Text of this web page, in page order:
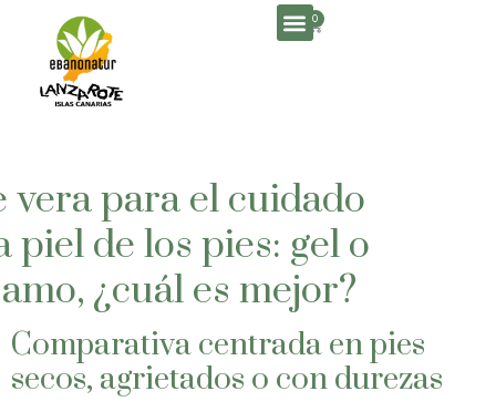
0
vera para el cuidado
piel de los pies: gel o
¿cuál es mejor?
Comparativa centrada en pies
secos, agrietados o con durezas